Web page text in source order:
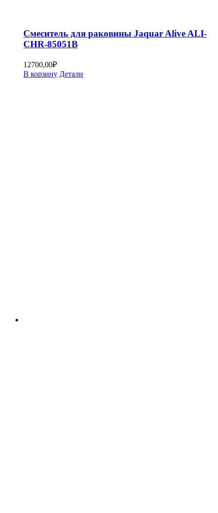
Смеситель для раковины Jaquar Alive ALI-
CHR-85051B
12700,00₽
В корзину Детали